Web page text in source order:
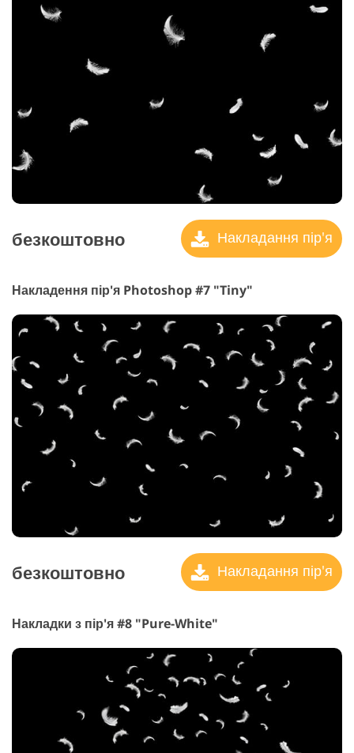
безкоштовно Накладання пір'я
Накладення пір'я Photoshop #7 "Tiny"
безкоштовно Накладання пір'я
Накладки з пір'я #8 "Pure-White"